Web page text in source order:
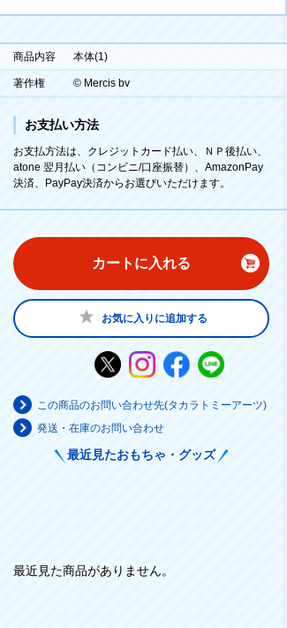
商品内容 本体(1)
著作権 © Mercis bv
お支払い方法
お支払方法は、クレジットカード払い、ＮＰ後払い、
atone 翌月払い（コンビニ/口座振替）、AmazonPay
決済、PayPay決済からお選びいただけます。
カートに入れる
お気に入りに追加する
この商品のお問い合わせ先(タカラトミーアーツ)
発送・在庫のお問い合わせ
最近見たおもちゃ・グッズ
最近見た商品がありません。